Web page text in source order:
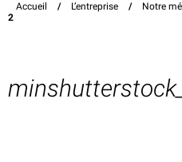
Accueil / L’entreprise / Notre
2